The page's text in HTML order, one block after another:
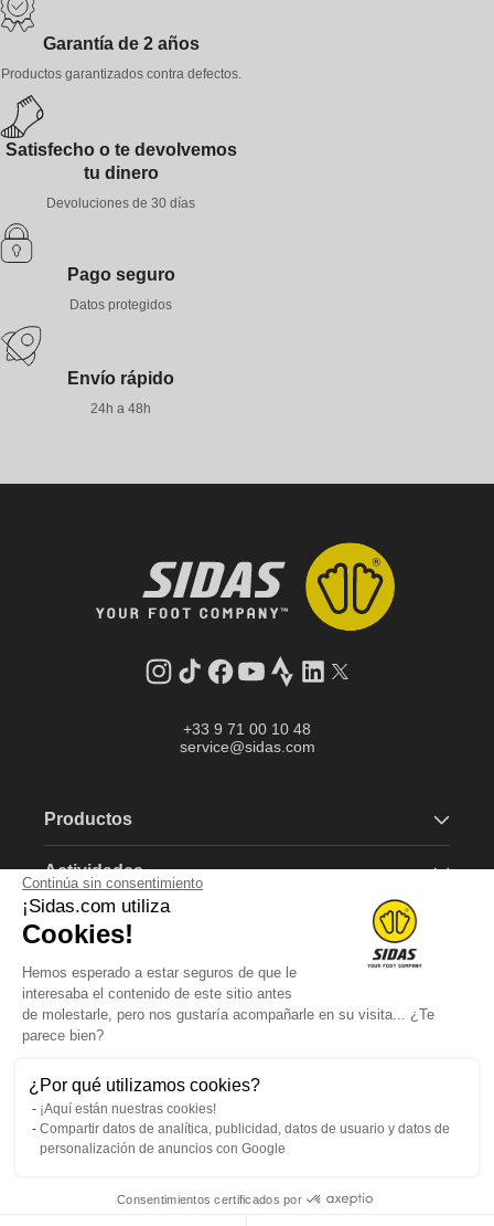
Garantía de 2 años
Productos garantizados contra defectos.
Satisfecho o te devolvemos
tu dinero
Devoluciones de 30 días
Pago seguro
Datos protegidos
Envío rápido
24h a 48h
Instagram
tiktokfacebookyoutubeStravaLinkedInGorjeo
+33 9 71 00 10 48
service@sidas.com
Productos
Actividades
Marca
Más información
Suscríbete a nuestro boletín
Consigue un vale de 5€ al registrarte.
Correo electrónico
Continúa sin consentimiento
¡Sidas.com utiliza
Cookies!
Hemos esperado a estar seguros de que le
interesaba el contenido de este sitio antes
de molestarle, pero nos gustaría acompañarle en su visita... ¿Te
parece bien?
¿Por qué utilizamos cookies?
¡Aquí están nuestras cookies!
Compartir datos de analítica, publicidad, datos de usuario y datos de
personalización de anuncios con Google
Consentimientos certificados por